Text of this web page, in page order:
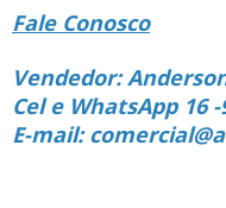
Fale Conosco
Vendedor:
Cel e WhatsApp 16 -
E-mail: